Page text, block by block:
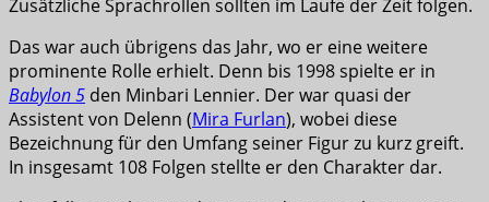
Zusätzliche Sprachrollen sollten im Laufe der Zeit folgen.
Das war auch übrigens das Jahr, wo er eine weitere
prominente Rolle erhielt. Denn bis 1998 spielte er in
Babylon 5 den Minbari Lennier. Der war quasi der
Assistent von Delenn (Mira Furlan), wobei diese
Bezeichnung für den Umfang seiner Figur zu kurz greift.
In insgesamt 108 Folgen stellte er den Charakter dar.